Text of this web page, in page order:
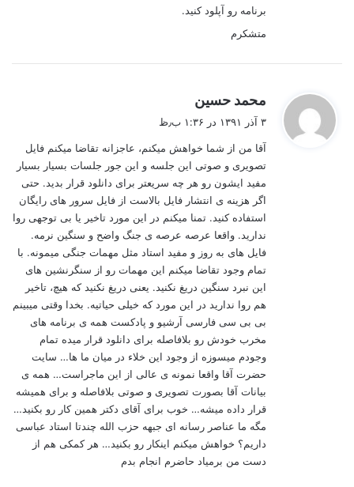
برنامه رو آپلود کنید.
متشکرم
محمد حسین
:
۳ آذر ۱۳۹۱ در ۱:۳۶ ب٫ظ
آقا من از شما خواهش میکنم، عاجزانه تقاضا میکنم فایل
تصویری و صوتی این جلسه و این جور جلسات بسیار بسیار
مفید ایشون رو هر چه سریعتر برای دانلود قرار بدید. حتی
اگر هزینه ی انتشار فایل بالاست از فایل سرور های رایگان
استفاده کنید. تمنا میکنم در این مورد تاخیر یا بی توجهی روا
ندارید. واقعا عرصه عرصه ی جنگ واضح و سنگین نرمه.
فایل های به روز و مفید استاد مثل مهمات جنگی میمونه. با
تمام وجود تقاضا میکنم این مهمات رو از سنگرنشین های
این نبرد سنگین دریغ نکنید. یعنی دریغ نکنید که هیچ، تاخیر
هم روا ندارید در این مورد که خیلی حیاتیه. بخدا وقتی میبینم
بی بی سی فارسی آرشیو و پادکست همه ی برنامه های
مخرب خودش رو بلافاصله برای دانلود قرار میده تمام
وجودم میسوزه از وجود این خلاء در میان ما ها… سایت
حضرت آقا واقعا نمونه ی عالی از این ماجراست… همه ی
بیانات آقا بصورت تصویری و صوتی بلافاصله و برای همیشه
قرار داده میشه… خوب برای آقای دکتر همین کار رو بکنید…
مگه ما عناصر رسانه ای جبهه حزب الله چندتا استاد عباسی
داریم؟ خواهش میکنم اینکار رو بکنید… هر کمکی هم از
دست من برمیاد حاضرم انجام بدم